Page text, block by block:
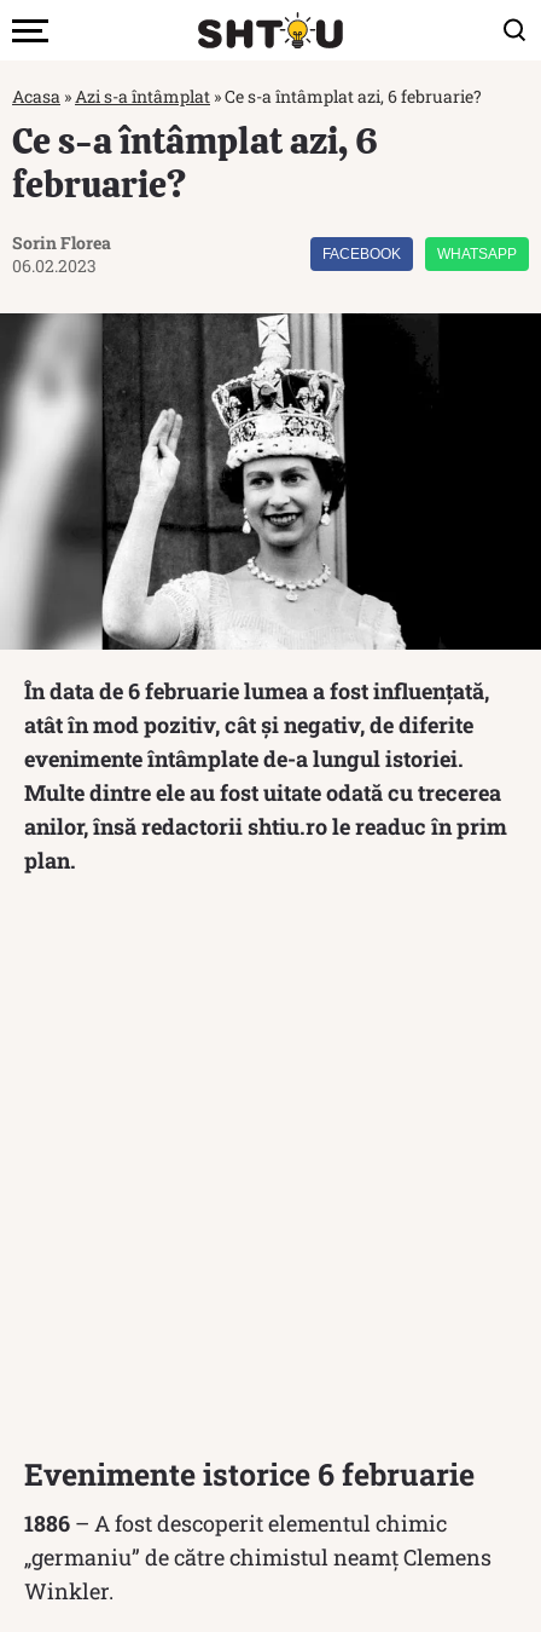
Acasa »Azi s-a întâmplat »Ce s-a întâmplat azi, 6 februarie?
Ce s-a întâmplat azi, 6
februarie?
Sorin Florea
06.02.2023
FACEBOOK WHATSAPP
În data de 6 februarie lumea a fost influențată,
atât în mod pozitiv, cât și negativ, de diferite
evenimente întâmplate de-a lungul istoriei.
Multe dintre ele au fost uitate odată cu trecerea
anilor, însă redactorii shtiu.ro le readuc în prim
plan.
Evenimente istorice 6 februarie
1886 – A fost descoperit elementul chimic
„germaniu” de către chimistul neamț Clemens
Winkler.